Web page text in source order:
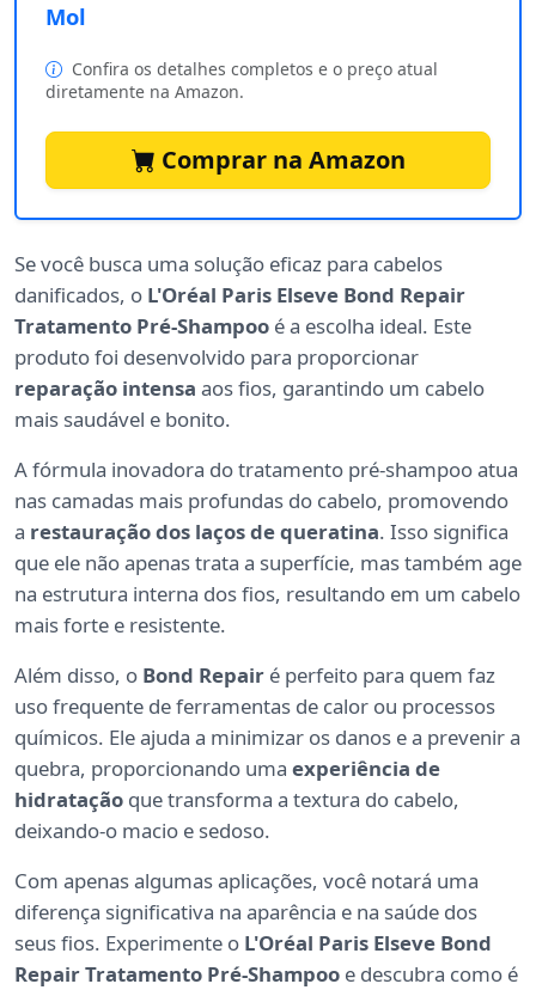
Mol
Confira os detalhes completos e o preço atual
diretamente na Amazon.
Comprar na Amazon
Se você busca uma solução eficaz para cabelos
danificados, o L'Oréal Paris Elseve Bond Repair
Tratamento Pré-Shampoo é a escolha ideal. Este
produto foi desenvolvido para proporcionar
reparação intensa aos fios, garantindo um cabelo
mais saudável e bonito.
A fórmula inovadora do tratamento pré-shampoo atua
nas camadas mais profundas do cabelo, promovendo
a restauração dos laços de queratina. Isso significa
que ele não apenas trata a superfície, mas também age
na estrutura interna dos fios, resultando em um cabelo
mais forte e resistente.
Além disso, o Bond Repair é perfeito para quem faz
uso frequente de ferramentas de calor ou processos
químicos. Ele ajuda a minimizar os danos e a prevenir a
quebra, proporcionando uma experiência de
hidratação que transforma a textura do cabelo,
deixando-o macio e sedoso.
Com apenas algumas aplicações, você notará uma
diferença significativa na aparência e na saúde dos
seus fios. Experimente o L'Oréal Paris Elseve Bond
Repair Tratamento Pré-Shampoo e descubra como é